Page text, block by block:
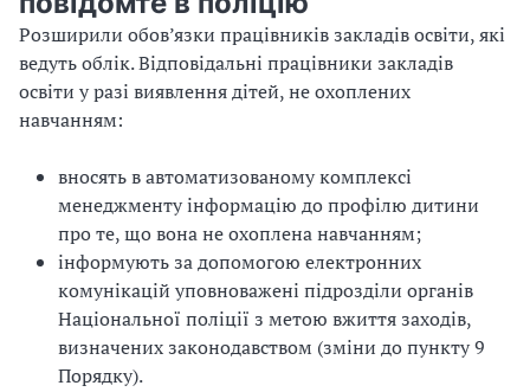
Розширили обов’язки працівників закладів освіти, які
ведуть облік. Відповідальні працівники закладів
освіти у разі виявлення дітей, не охоплених
навчанням:
вносять в автоматизованому комплексі
менеджменту інформацію до профілю дитини
про те, що вона не охоплена навчанням;
інформують за допомогою електронних
комунікацій уповноважені підрозділи органів
Національної поліції з метою вжиття заходів,
визначених законодавством (зміни до пункту 9
Порядку).